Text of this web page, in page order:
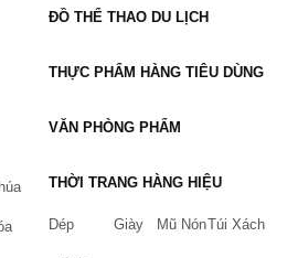
ngăn ngừa chì từ son màu thấm
Omi Brotherhood
hà, sáp ong thiên nhiên, Vitamin
da.
ĐỒ THỂ THAO DU LỊCH
THỰC PHẨM HÀNG TIÊU DÙNG
VĂN PHÒNG PHẨM
THỜI TRANG HÀNG HIỆU
Dép Giày Mũ NónTúi Xách